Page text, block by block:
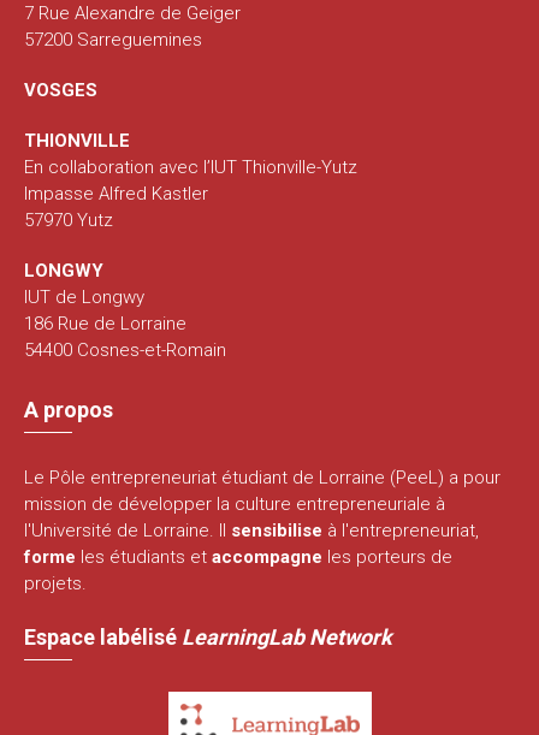
7 Rue Alexandre de Geiger
57200 Sarreguemines
VOSGES
THIONVILLE
En collaboration avec l’IUT Thionville-Yutz
Impasse Alfred Kastler
57970 Yutz
LONGWY
IUT de Longwy
186 Rue de Lorraine
54400 Cosnes-et-Romain
A propos
Le Pôle entrepreneuriat étudiant de Lorraine (PeeL) a pour
mission de développer la culture entrepreneuriale à
l'Université de Lorraine. Il sensibilise à l'entrepreneuriat,
forme les étudiants et accompagne les porteurs de
projets.
Espace labélisé LearningLab Network